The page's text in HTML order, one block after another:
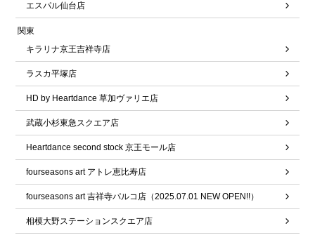
エスパル仙台店
関東
キラリナ京王吉祥寺店
ラスカ平塚店
HD by Heartdance 草加ヴァリエ店
武蔵小杉東急スクエア店
Heartdance second stock 京王モール店
fourseasons art アトレ恵比寿店
fourseasons art 吉祥寺パルコ店（2025.07.01 NEW OPEN!!）
相模大野ステーションスクエア店